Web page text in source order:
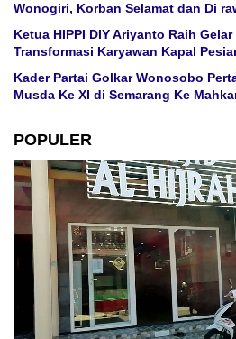
Wonogiri, Korban Selamat dan Di
Ketua HIPPI DIY Ariyanto Raih
Transformasi Karyawan Kapal
Kader Partai Golkar Wonosobo
Musda Ke XI di Semarang Ke
POPULER